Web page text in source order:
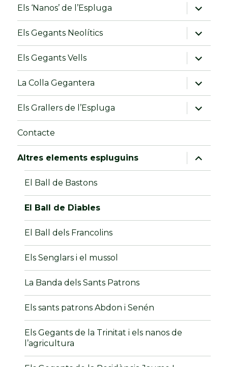
Els ‘Nanos’ de l’Espluga
amplia
el
menú
fill
Els Gegants Neolítics
amplia
el
menú
fill
Els Gegants Vells
amplia
el
menú
fill
La Colla Gegantera
amplia
el
menú
fill
Els Grallers de l’Espluga
amplia
el
menú
Contacte
Altres elements espluguins
amplia
el
menú
El Ball de Bastons
El Ball de Diables
El Ball dels Francolins
Els Senglars i el mussol
La Banda dels Sants Patrons
Els sants patrons Abdon i Senén
Els Gegants de la Trinitat i els nanos de
l’agricultura